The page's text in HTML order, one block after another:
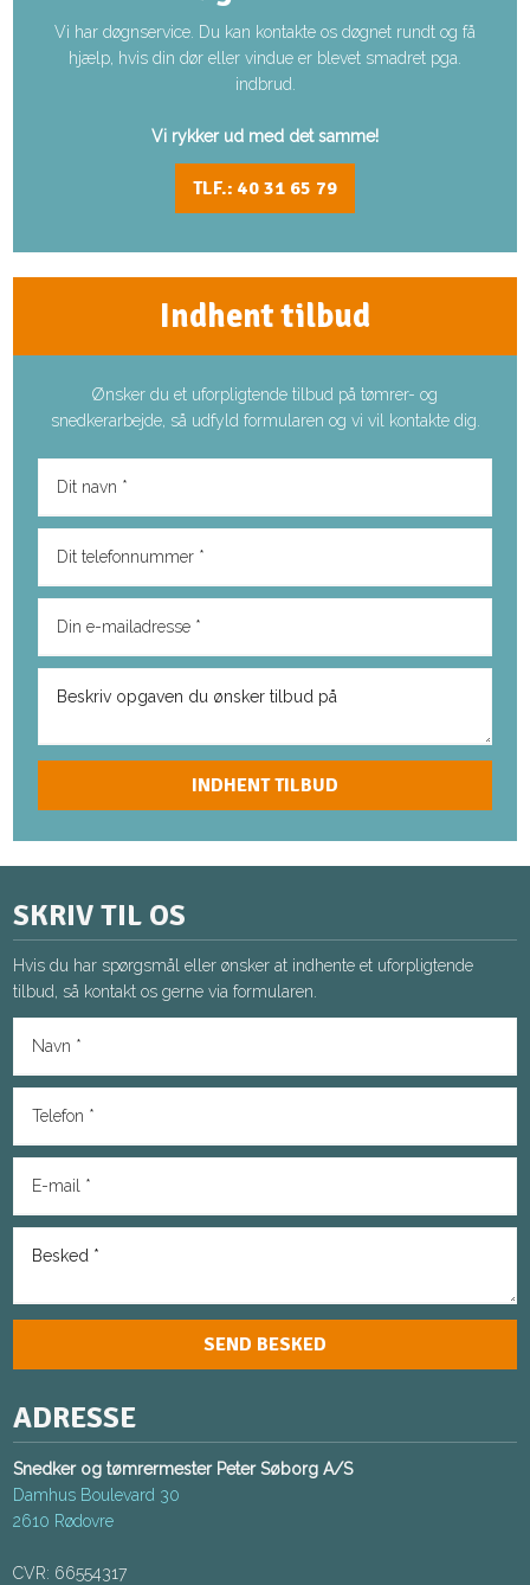
Vi har døgnservice. Du kan kontakte os døgnet rundt og få
hjælp, hvis din dør eller vindue er blevet smadret pga.
indbrud.​
Vi rykker ud med det samme!
TLF.: 40 31 65 79
Indhent tilbud​
​Ønsker du et uforpligtende tilbud på tømrer- og
snedkerarbejde, så udfyld formularen og vi vil kontakte dig.
SKRIV TIL OS
Hvis du har spørgsmål eller ønsker at indhente et uforpligtende
tilbud, så kontakt os gerne via formularen.
ADRESSE
Snedker og tømrermester Peter Søborg A/S
Damhus Boulevard 30
2610 Rødovre
CVR: 66554317